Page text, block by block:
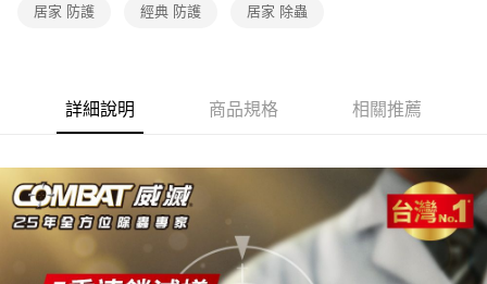
居家 防護 經典 防護 居家 除蟲
詳細說明 商品規格 相關推薦